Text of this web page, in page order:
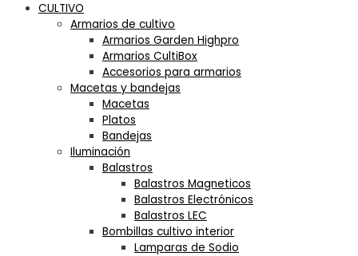
CULTIVO
Armarios de cultivo
Armarios Garden Highpro
Armarios CultiBox
Accesorios para armarios
Macetas y bandejas
Macetas
Platos
Bandejas
Iluminación
Balastros
Balastros Magneticos
Balastros Electrónicos
Balastros LEC
Bombillas cultivo interior
Lamparas de Sodio